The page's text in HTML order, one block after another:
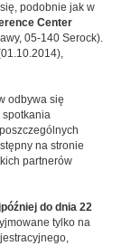
podobnie jak w
Center
05-140 Serock).
odbywa się
spotkania
na stronie
partnerów
do dnia 22
tylko na